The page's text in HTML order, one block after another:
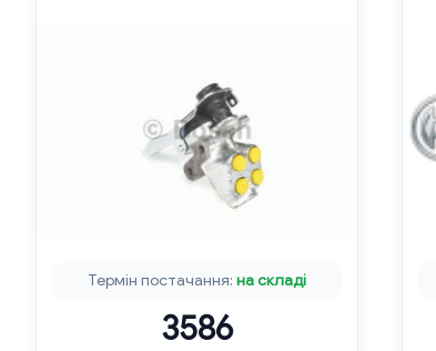
Термін постачання:на складі
3586